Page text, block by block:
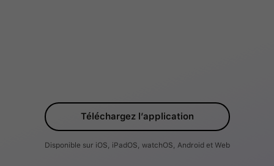
Téléchargez l’application
Disponible sur iOS, iPadOS, watchOS, Android et Web